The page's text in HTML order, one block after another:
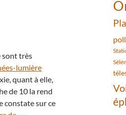
sont très
lumière
quant à elle,
de 10 la rend
constate sur ce